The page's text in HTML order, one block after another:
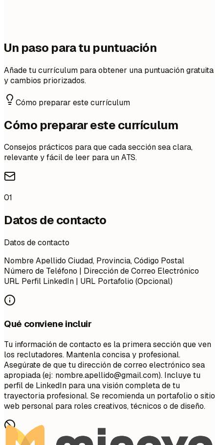
Un paso para tu puntuación
Añade tu currículum para obtener una puntuación gratuita
y cambios priorizados.
Cómo preparar este currículum
Cómo preparar este currículum
Consejos prácticos para que cada sección sea clara,
relevante y fácil de leer para un ATS.
01
Datos de contacto
Datos de contacto
Nombre Apellido Ciudad, Provincia, Código Postal
Número de Teléfono | Dirección de Correo Electrónico
URL Perfil LinkedIn | URL Portafolio (Opcional)
Qué conviene incluir
Tu información de contacto es la primera sección que ven
los reclutadores. Mantenla concisa y profesional.
Asegúrate de que tu dirección de correo electrónico sea
apropiada (ej: nombre.apellido@gmail.com). Incluye tu
perfil de LinkedIn para una visión completa de tu
trayectoria profesional. Se recomienda un portafolio o sitio
web personal para roles creativos, técnicos o de diseño.